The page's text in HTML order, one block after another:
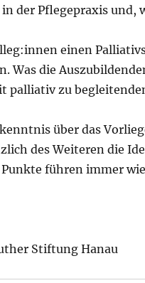
der Pflegepraxis
einen
Was die
palliativ zu
über das
des Weiteren die
führen immer
Stiftung Hanau